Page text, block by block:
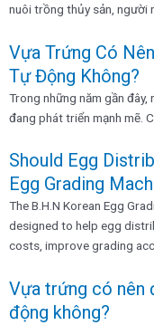
nuôi trồng thủy sản, người
Vựa Trứng Có
Tự Động Không?
Trong những năm gần
đang phát triển mạnh mẽ.
Should Egg
Egg Grading
The B.H.N Korean Egg
designed to help egg
costs, improve grading
Vựa trứng có nên
động không?